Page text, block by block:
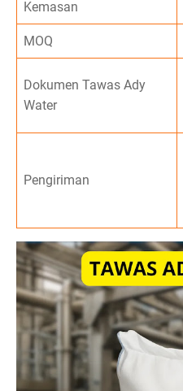
Kemasan
MOQ
Dokumen Tawas Ady
Water
Pengiriman